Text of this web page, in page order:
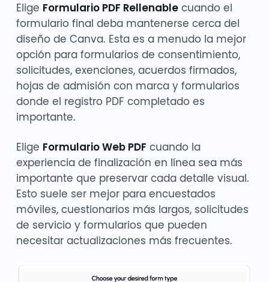
Elige Formulario PDF Rellenablecuando el
formulario final deba mantenerse cerca del
diseño de Canva. Esta es a menudo la mejor
opción para formularios de consentimiento,
solicitudes, exenciones, acuerdos firmados,
hojas de admisión con marca y formularios
donde el registro PDF completado es
importante.
Elige Formulario Web PDF cuando la
experiencia de finalización en línea sea más
importante que preservar cada detalle visual.
Esto suele ser mejor para encuestados
móviles, cuestionarios más largos, solicitudes
de servicio y formularios que pueden
necesitar actualizaciones más frecuentes.